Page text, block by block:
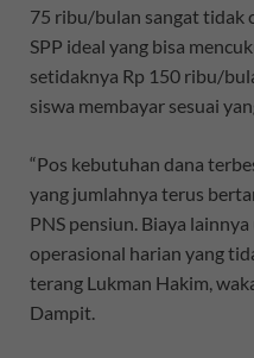
75 ribu/bulan sangat tidak
SPP ideal yang bisa
setidaknya Rp 150 ribu/
siswa membayar sesuai
“Pos kebutuhan dana
yang jumlahnya terus
PNS pensiun. Biaya
operasional harian yang
terang Lukman Hakim,
Dampit.